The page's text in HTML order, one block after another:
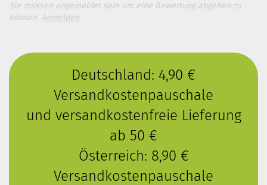
Sie müssen angemeldet sein um eine Bewertung abgeben zu
können. Anmelden
Deutschland: 4,90 €
Versandkostenpauschale
und versandkostenfreie Lieferung
ab 50 €
Österreich: 8,90 €
Versandkostenpauschale